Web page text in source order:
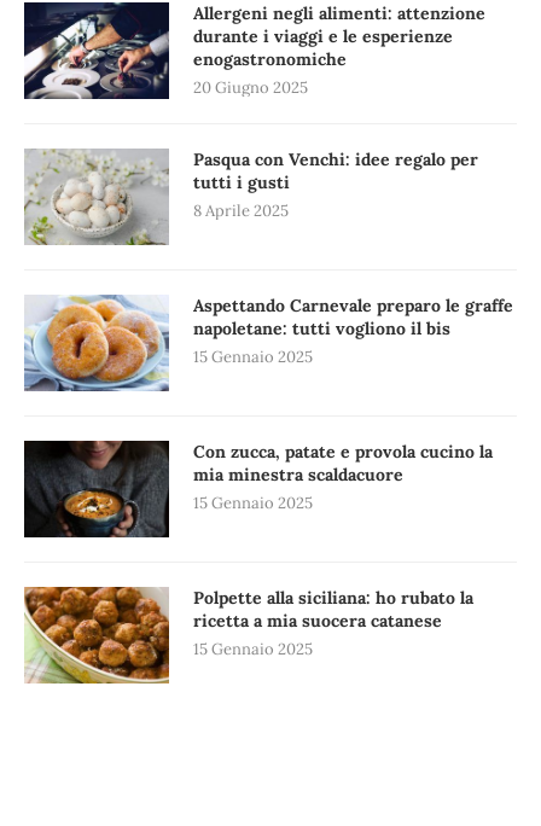
Allergeni negli alimenti: attenzione
durante i viaggi e le esperienze
enogastronomiche
20 Giugno 2025
Pasqua con Venchi: idee regalo per
tutti i gusti
8 Aprile 2025
Aspettando Carnevale preparo le graffe
napoletane: tutti vogliono il bis
15 Gennaio 2025
Con zucca, patate e provola cucino la
mia minestra scaldacuore
15 Gennaio 2025
Polpette alla siciliana: ho rubato la
ricetta a mia suocera catanese
15 Gennaio 2025